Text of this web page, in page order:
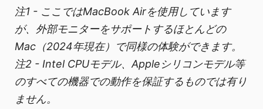
注1 - ここではMacBook Airを使用しています
が、外部モニターをサポートするほとんどの
Mac（2024年現在）で同様の体験ができます。
注2 - Intel CPUモデル、Appleシリコンモデル等
のすべての機器での動作を保証するものでは有り
ません。